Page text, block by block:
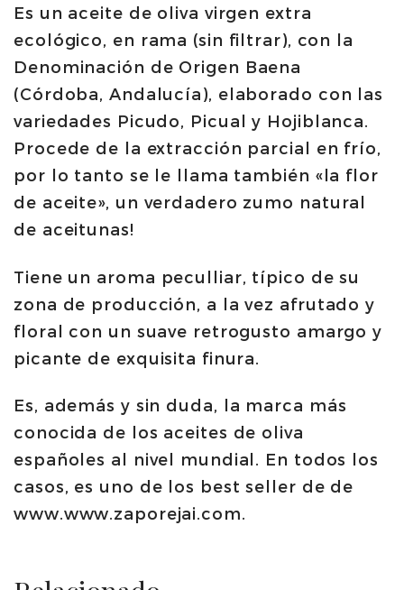
Es un aceite de oliva virgen extra
ecológico, en rama (sin filtrar), con la
Denominación de Origen Baena
(Córdoba, Andalucía), elaborado con las
variedades Picudo, Picual y Hojiblanca.
Procede de la extracción parcial en frío,
por lo tanto se le llama también «la flor
de aceite», un verdadero zumo natural
de aceitunas!
Tiene un aroma peculliar, típico de su
zona de producción, a la vez afrutado y
floral con un suave retrogusto amargo y
picante de exquisita finura.
Es, además y sin duda, la marca más
conocida de los aceites de oliva
españoles al nivel mundial. En todos los
casos, es uno de los best seller de de
www.www.zaporejai.com.